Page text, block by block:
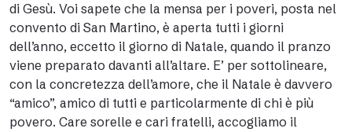
di Gesù. Voi sapete che la mensa per i poveri, posta nel
convento di San Martino, è aperta tutti i giorni
dell’anno, eccetto il giorno di Natale, quando il pranzo
viene preparato davanti all’altare. E’ per sottolineare,
con la concretezza dell’amore, che il Natale è davvero
“amico”, amico di tutti e particolarmente di chi è più
povero. Care sorelle e cari fratelli, accogliamo il